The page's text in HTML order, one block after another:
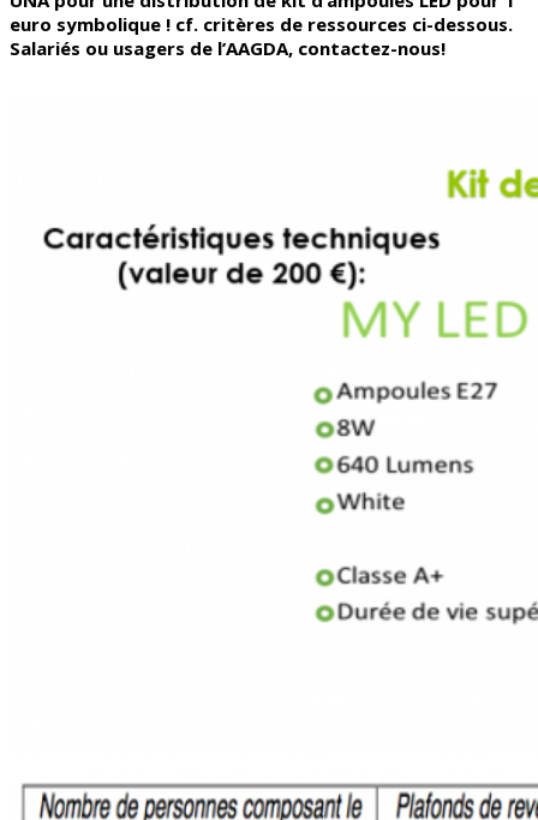
euro symbolique ! cf. critères de ressources ci-dessous.
Salariés ou usagers de l’AAGDA, contactez-nous!